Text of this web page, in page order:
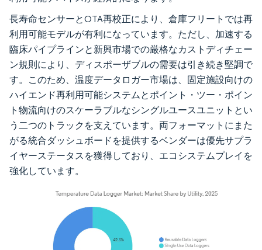
長寿命センサーとOTA再校正により、倉庫フリートでは再
利用可能モデルが有利になっています。ただし、加速する
臨床パイプラインと新興市場での厳格なカストディチェー
ン規則により、ディスポーザブルの需要は引き続き堅調で
す。このため、温度データロガー市場は、固定施設向けの
ハイエンド再利用可能システムとポイント・ツー・ポイン
ト物流向けのスケーラブルなシングルユースユニットとい
う二つのトラックを支えています。両フォーマットにまた
がる統合ダッシュボードを提供するベンダーは優先サプラ
イヤーステータスを獲得しており、エコシステムプレイを
強化しています。